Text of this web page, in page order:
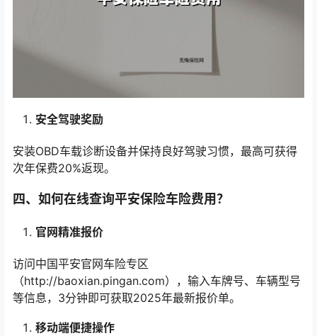
安全驾驶奖励
安装OBD车载诊断设备并保持良好驾驶习惯，最高可获得
次年保费20%返现。
四、如何在线查询平安保险车险费用？
官网精准报价
访问中国平安官网车险专区
（http://baoxian.pingan.com），输入车牌号、车辆型号
等信息，3分钟即可获取2025年最新报价单。
移动端便捷操作